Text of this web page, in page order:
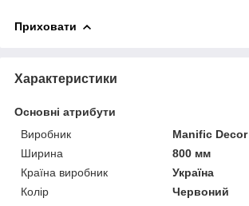
Приховати
Характеристики
Основні атрибути
Виробник
Manific Decor
Ширина
800 мм
Країна виробник
Україна
Колір
Червоний